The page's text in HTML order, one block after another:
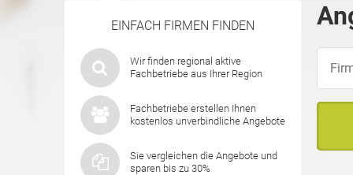
EINFACH FIRMEN FINDEN
Wir finden regional aktive
Fachbetriebe aus Ihrer Region
Fachbetriebe erstellen Ihnen
kostenlos unverbindliche Angebote
Sie vergleichen die Angebote und
sparen bis zu 30%